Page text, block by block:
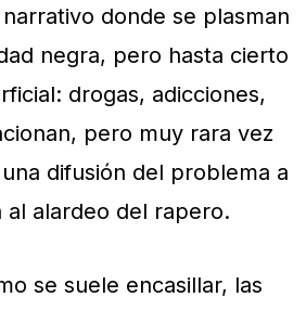
donde se plasman
negra, pero hasta cierto
drogas, adicciones,
pero muy rara vez
difusión del problema a
al alardeo del rapero.
se suele encasillar, las